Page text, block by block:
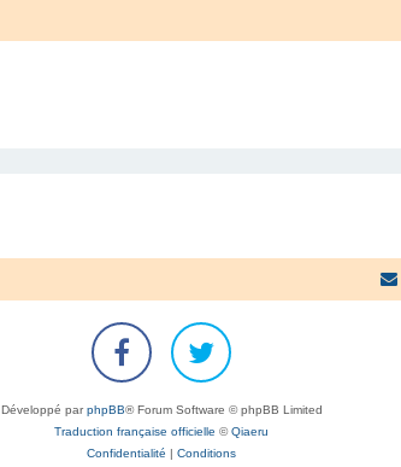
Développé parphpBB® Forum Software © phpBB Limited
Traduction française officielle ©Qiaeru
Confidentialité | Conditions